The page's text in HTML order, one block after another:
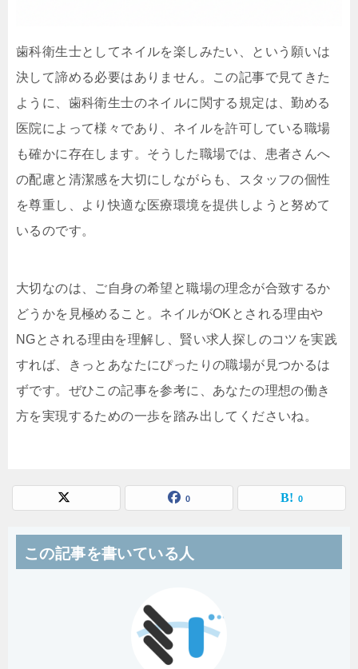
歯科衛生士としてネイルを楽しみたい、という願いは
決して諦める必要はありません。この記事で見てきた
ように、歯科衛生士のネイルに関する規定は、勤める
医院によって様々であり、ネイルを許可している職場
も確かに存在します。そうした職場では、患者さんへ
の配慮と清潔感を大切にしながらも、スタッフの個性
を尊重し、より快適な医療環境を提供しようと努めて
いるのです。
大切なのは、ご自身の希望と職場の理念が合致するか
どうかを見極めること。ネイルがOKとされる理由や
NGとされる理由を理解し、賢い求人探しのコツを実践
すれば、きっとあなたにぴったりの職場が見つかるは
ずです。ぜひこの記事を参考に、あなたの理想の働き
方を実現するための一歩を踏み出してくださいね。
0 0
この記事を書いている人